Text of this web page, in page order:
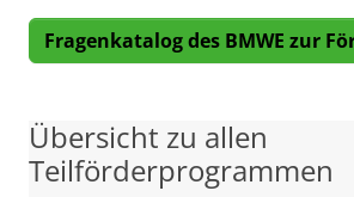
Fragenkatalog des BMWE zur
Übersicht zu allen
Teilförderprogrammen